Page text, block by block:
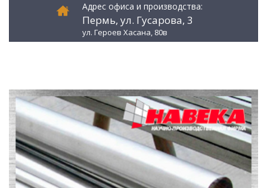
Адрес офиса и производства:
Пермь, ул. Гусарова, 3
ул. Героев Хасана, 80в